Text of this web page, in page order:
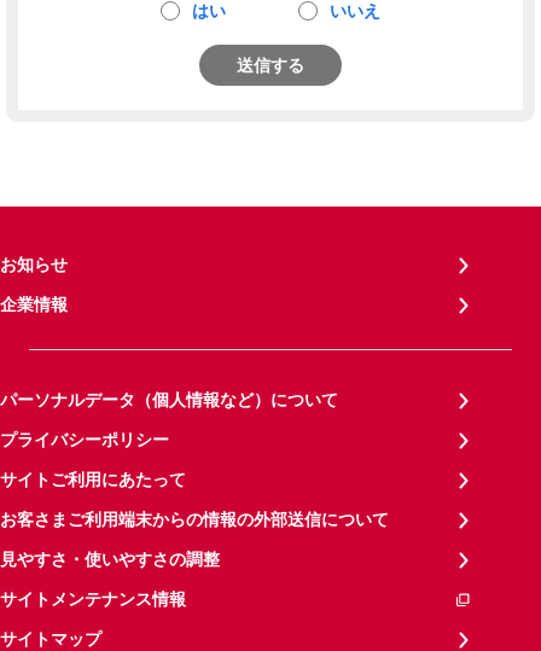
はい いいえ
送信する
お知らせ
企業情報
パーソナルデータ（個人情報など）について
プライバシーポリシー
サイトご利用にあたって
お客さまご利用端末からの情報の外部送信について
見やすさ・使いやすさの調整
サイトメンテナンス情報
サイトマップ